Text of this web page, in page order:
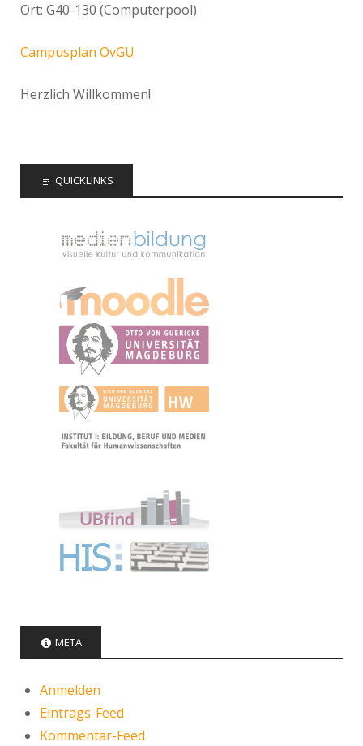
Ort: G40-130 (Computerpool)
Campusplan OvGU
Herzlich Willkommen!
QUICKLINKS
META
Anmelden
Eintrags-Feed
Kommentar-Feed